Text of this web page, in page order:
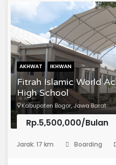
AKHWAT IKHWAN
Fitrah Islamic World
High School
Kabupaten Bogor, Jawa Barat
Rp.5,500,000/Bulan
Jarak: 17 km Boarding